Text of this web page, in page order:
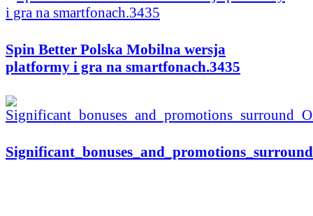
Spin Better Polska Mobilna wersja
platformy i gra na smartfonach.3435